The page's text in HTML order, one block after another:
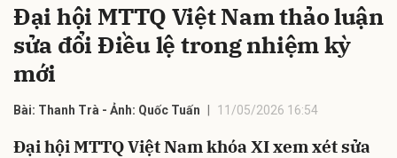
Đại hội MTTQ Việt Nam thảo luận
sửa đổi Điều lệ trong nhiệm kỳ
mới
Bài: Thanh Trà - Ảnh: Quốc Tuấn 11/05/2026 16:54
Đại hội MTTQ Việt Nam khóa XI xem xét sửa
Hủy